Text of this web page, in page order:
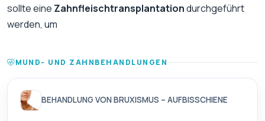
MUND- UND ZAHNBEHANDLUNGEN
BEHANDLUNG VON BRUXISMUS – AUFBISSCHIENE
sollte eine Zahnfleischtransplantationdurchgeführt
werden, um